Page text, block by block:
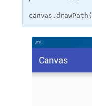
canvas . drawPath (